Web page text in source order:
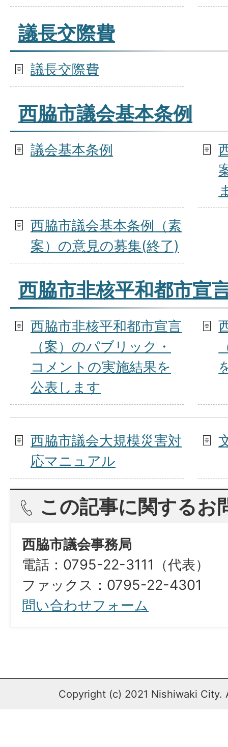
議長交際費
議長交際費
西脇市議会基本条例
議会基本条例
西脇市議会基本条例（素
案）の意見の募集(終了)
西脇市非核平和都市宣
西脇市非核平和都市宣言
（案）のパブリック・
コメントの実施結果を
公表します
西脇市議会大規模災害対
応マニュアル
この記事に関するお
西脇市議会事務局
電話：0795-22-3111（代表）
ファックス：0795-22-4301
問い合わせフォーム
Copyright (c) 2021 Nishiwaki City.